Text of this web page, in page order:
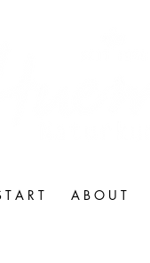
T A R T A B O U T